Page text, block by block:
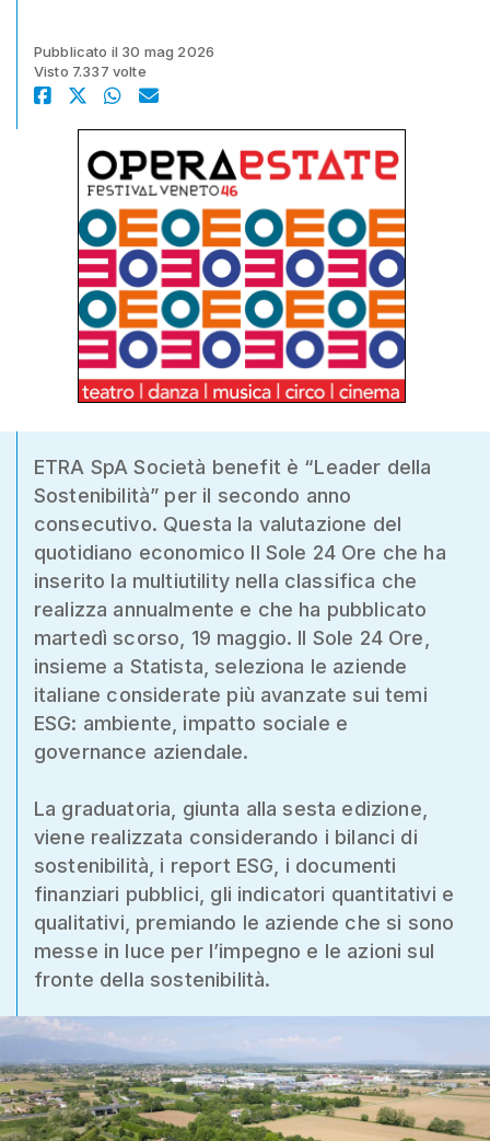
Pubblicato il 30 mag 2026
Visto 7.337 volte
ETRA SpA Società benefit è “Leader della
Sostenibilità” per il secondo anno
consecutivo. Questa la valutazione del
quotidiano economico Il Sole 24 Ore che ha
inserito la multiutility nella classifica che
realizza annualmente e che ha pubblicato
martedì scorso, 19 maggio. Il Sole 24 Ore,
insieme a Statista, seleziona le aziende
italiane considerate più avanzate sui temi
ESG: ambiente, impatto sociale e
governance aziendale.
La graduatoria, giunta alla sesta edizione,
viene realizzata considerando i bilanci di
sostenibilità, i report ESG, i documenti
finanziari pubblici, gli indicatori quantitativi e
qualitativi, premiando le aziende che si sono
messe in luce per l’impegno e le azioni sul
fronte della sostenibilità.